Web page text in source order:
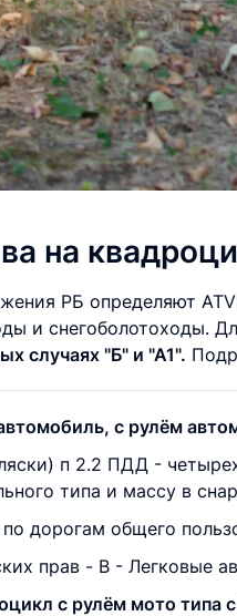
на
РБ определяют
и снегоболотоходы.
случаях "Б" и "А1".
с рулём
п 2.2 ПДД -
типа и массу в
дорогам общего
прав - В - Легковые
с рулём мото типа